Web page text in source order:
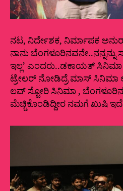
ನಟ, ನಿರ್ದೇಶಕ, ನಿರ್ಮಾಪಕ
ನಾನು ಬೆಂಗಳೂರಿನವನೇ..ನನ್ನನ್ನು
ಇಲ್ಲ’ ಎಂದರು..ಡಕಾಯತ್‌
ಟ್ರೇಲರ್‌ ನೋಡಿದ್ರೆ ಮಾಸ್‌ ಸಿನಿಮಾ
ಲವ್‌ ಸ್ಟೋರಿ ಸಿನಿಮಾ ,
ಮೆಚ್ಚಿಕೊಂಡಿದ್ದೀರ ನಮಗೆ ಖುಷಿ